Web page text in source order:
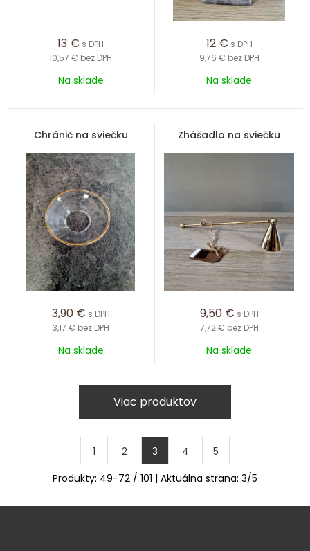
13 € s DPH
10,57 € bez DPH
Na sklade
12 € s DPH
9,76 € bez DPH
Na sklade
Chránič na sviečku
3,90 € s DPH
3,17 € bez DPH
Na sklade
Zhášadlo na sviečku
9,50 € s DPH
7,72 € bez DPH
Na sklade
Viac produktov
1 2 3 4
5
Produkty: 49-72 / 101 | Aktuálna strana: 3/5